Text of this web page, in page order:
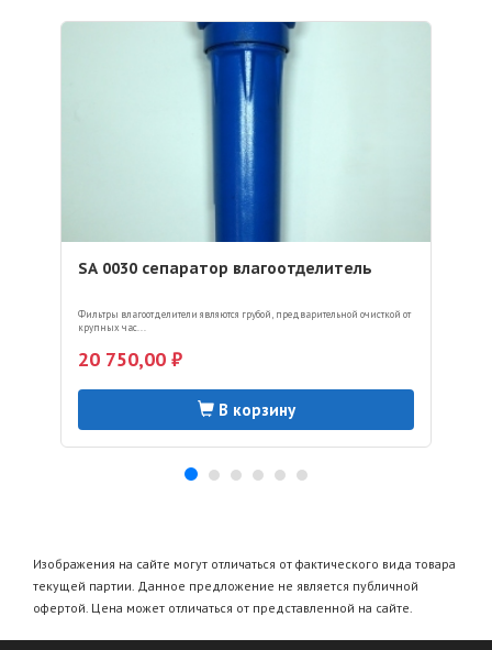
SA 0030 сепаратор влагоотделитель
Фильтры влагоотделители являются грубой, предварительной очисткой от
крупных час...
20 750,00 ₽
В корзину
Изображения на сайте могут отличаться от фактического вида товара
текущей партии. Данное предложение не является публичной
офертой. Цена может отличаться от представленной на сайте.